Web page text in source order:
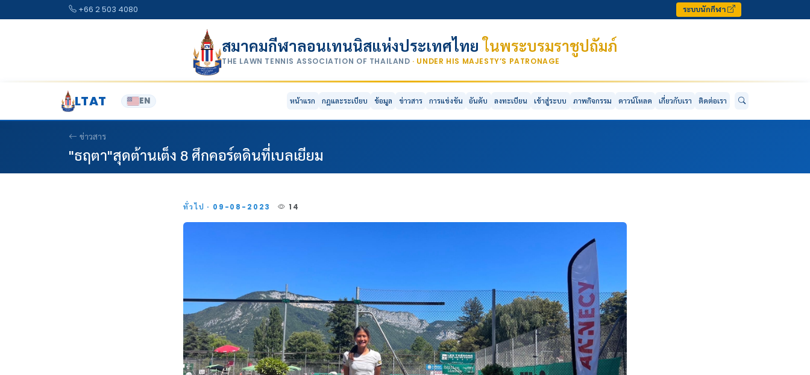
+66 2 503 4080 ระบบนักกีฬา
สมาคมกีฬาลอนเทนนิสแห่งประเทศไทยในพระบรมราชูปถัมภ์
THE LAWN TENNIS ASSOCIATION OF THAILAND · UNDER HIS MAJESTY’S PATRONAGE
LTAT EN หน้าแรก กฎและระเบียบ ข้อมูล ข่าวสาร การแข่งขัน อันดับ ลงทะเบียน เข้าสู่ระบบ ภาพกิจกรรม ดาวน์โหลด เกี่ยวกับเรา ติดต่อเรา
ข่าวสาร
"ธฤตา"สุดต้านเต็ง 8 ศึกคอร์ตดินที่เบลเยียม
ทั่วไป · 09-08-2023 14